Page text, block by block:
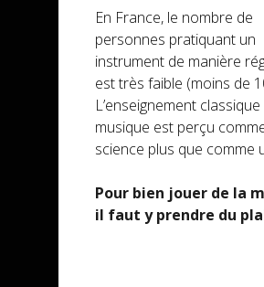
En France, le nombre de
personnes pratiquant un
instrument de manière
est très faible (moins de
L’enseignement
musique est perçu
science plus que comme
Pour bien jouer de la
il faut y prendre du